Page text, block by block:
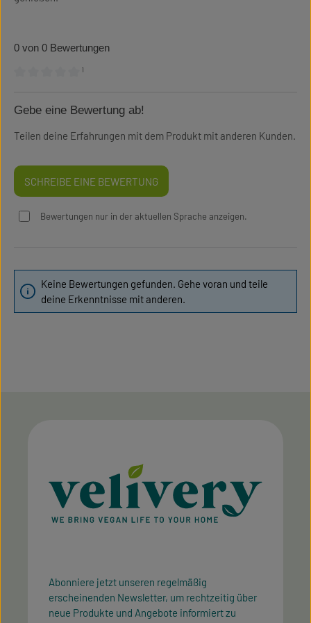
0 von 0 Bewertungen
¹
Gebe eine Bewertung ab!
Teilen deine Erfahrungen mit dem Produkt mit anderen Kunden.
SCHREIBE EINE BEWERTUNG
Bewertungen nur in der aktuellen Sprache anzeigen.
Keine Bewertungen gefunden. Gehe voran und teile
deine Erkenntnisse mit anderen.
Abonniere jetzt unseren regelmäßig
erscheinenden Newsletter, um rechtzeitig über
neue Produkte und Angebote informiert zu